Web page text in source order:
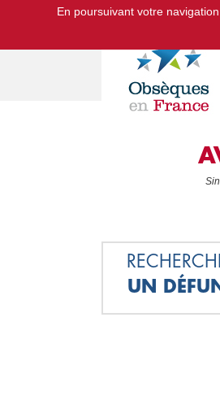
Le Portail
UN
En poursuivant votre